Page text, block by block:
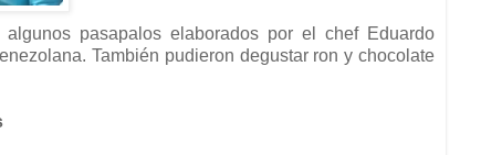
pasapalos elaborados por el chef Eduardo
También pudieron degustar ron y chocolate